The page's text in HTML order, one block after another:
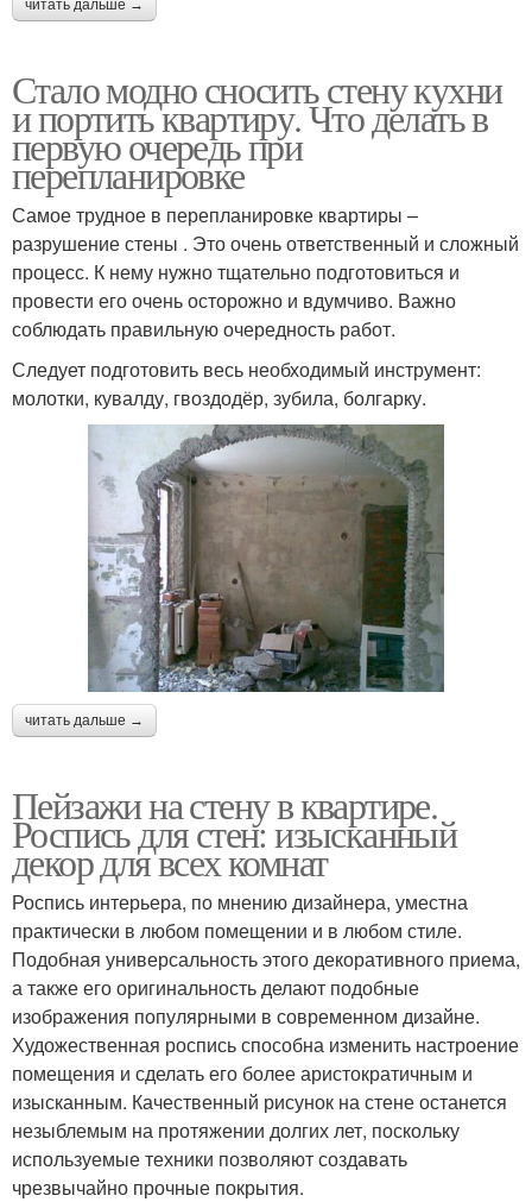
читать дальше →
Стало модно сносить стену кухни
и портить квартиру. Что делать в
первую очередь при
перепланировке
Самое трудное в перепланировке квартиры –
разрушение стены . Это очень ответственный и сложный
процесс. К нему нужно тщательно подготовиться и
провести его очень осторожно и вдумчиво. Важно
соблюдать правильную очередность работ.
Следует подготовить весь необходимый инструмент:
молотки, кувалду, гвоздодёр, зубила, болгарку.
читать дальше →
Пейзажи на стену в квартире.
Роспись для стен: изысканный
декор для всех комнат
Роспись интерьера, по мнению дизайнера, уместна
практически в любом помещении и в любом стиле.
Подобная универсальность этого декоративного приема,
а также его оригинальность делают подобные
изображения популярными в современном дизайне.
Художественная роспись способна изменить настроение
помещения и сделать его более аристократичным и
изысканным. Качественный рисунок на стене останется
незыблемым на протяжении долгих лет, поскольку
используемые техники позволяют создавать
чрезвычайно прочные покрытия.